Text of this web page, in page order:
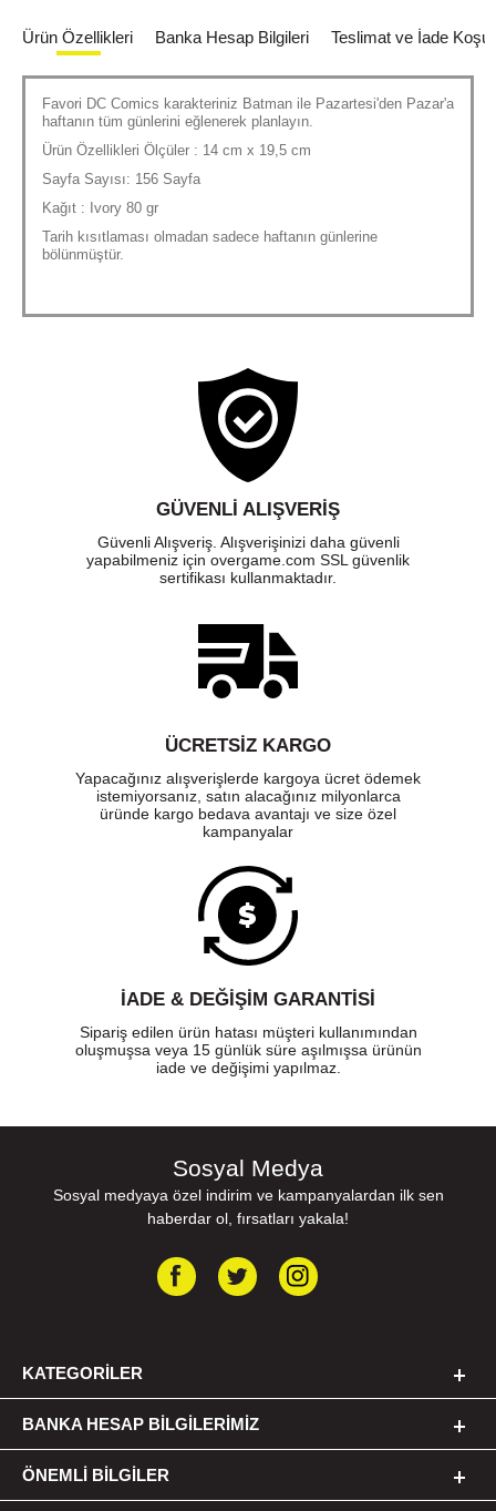
Ürün Özellikleri Banka Hesap Bilgileri Teslimat ve İade
Favori DC Comics karakteriniz Batman ile Pazartesi'den Pazar'a
haftanın tüm günlerini eğlenerek planlayın.
Ürün Özellikleri Ölçüler : 14 cm x 19,5 cm
Sayfa Sayısı: 156 Sayfa
Kağıt : Ivory 80 gr
Tarih kısıtlaması olmadan sadece haftanın günlerine
bölünmüştür.
GÜVENLI ALIŞVERIŞ
Güvenli Alışveriş. Alışverişinizi daha güvenli
yapabilmeniz için overgame.com SSL güvenlik
sertifikası kullanmaktadır.
ÜCRETSIZ KARGO
Yapacağınız alışverişlerde kargoya ücret ödemek
istemiyorsanız, satın alacağınız milyonlarca
üründe kargo bedava avantajı ve size özel
kampanyalar
İADE & DEĞİŞİM GARANTİSİ
Sipariş edilen ürün hatası müşteri kullanımından
oluşmuşsa veya 15 günlük süre aşılmışsa ürünün
iade ve değişimi yapılmaz.
Sosyal Medya
Sosyal medyaya özel indirim ve kampanyalardan ilk sen
haberdar ol, fırsatları yakala!
KATEGORILER
BANKA HESAP BILGILERIMIZ
ÖNEMLI BILGILER